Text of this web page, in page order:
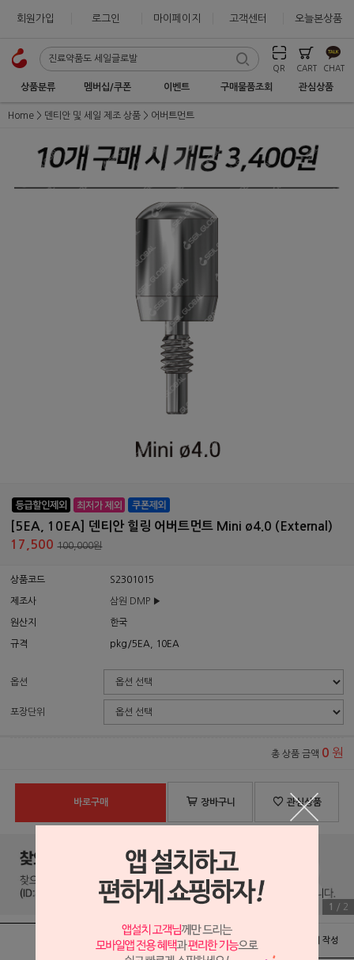
회원가입 로그인 마이페이지 고객센터 오늘본상품
QR CART CHAT
상품분류 멤버십/쿠폰 이벤트 구매물품조회 관심상품
Home 덴티안 및 세일 제조 상품 어버트먼트
[5EA, 10EA] 덴티안 힐링 어버트먼트 Mini ø4.0 (External)
17,500100,000원
상품코드 S2301015
제조사 삼원 DMP ▶
원산지 한국
규격 pkg/5EA, 10EA
옵션
포장단위
총 상품 금액 0 원
바로구매 장바구니 관심상품
1 / 2
배송 및 교환/반품안내 상품후기 및 평가서 작성